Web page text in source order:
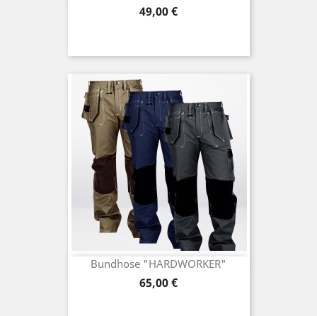
Preis
49,00 €
Bundhose "HARDWORKER"
Preis
65,00 €